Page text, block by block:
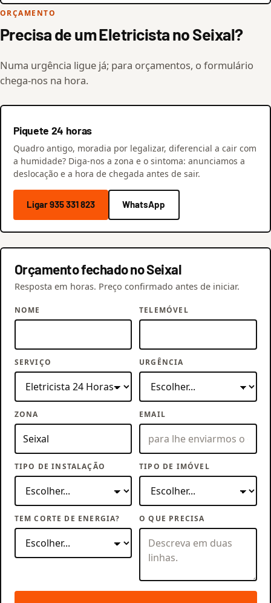
ORÇAMENTO
Precisa de um Eletricista no Seixal?
Numa urgência ligue já; para orçamentos, o formulário
chega-nos na hora.
Piquete 24 horas
Quadro antigo, moradia por legalizar, diferencial a cair com
a humidade? Diga-nos a zona e o sintoma: anunciamos a
deslocação e a hora de chegada antes de sair.
Ligar 935 331 823 WhatsApp
Orçamento fechado no Seixal
Resposta em horas. Preço confirmado antes de iniciar.
NOME TELEMÓVEL
SERVIÇO URGÊNCIA
ZONA EMAIL
TIPO DE INSTALAÇÃO TIPO DE IMÓVEL
TEM CORTE DE ENERGIA? O QUE PRECISA